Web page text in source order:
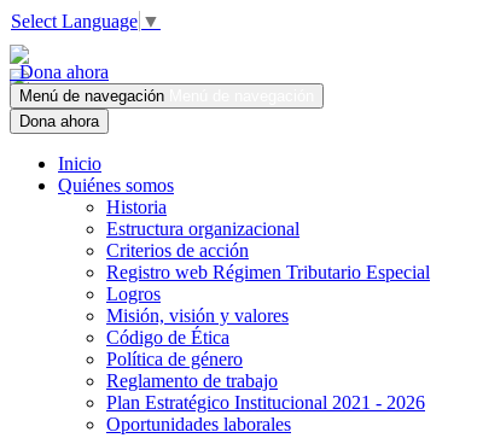
Select Language ▼
Dona ahora
Menú de navegación
Dona ahora
Inicio
Quiénes somos
Historia
Estructura organizacional
Criterios de acción
Registro web Régimen Tributario Especial
Logros
Misión, visión y valores
Código de Ética
Política de género
Reglamento de trabajo
Plan Estratégico Institucional 2021 - 2026
Oportunidades laborales